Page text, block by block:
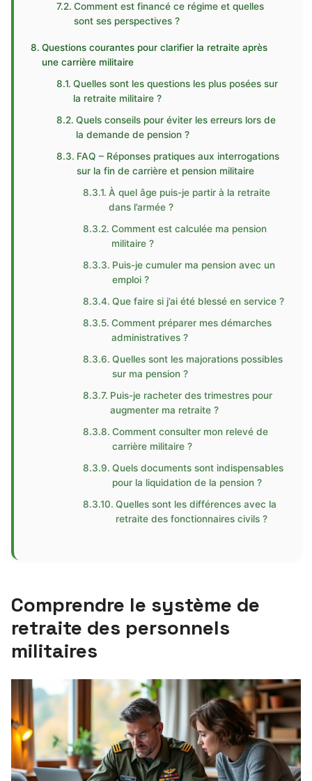
Comment est financé ce régime et quelles
sont ses perspectives ?
Questions courantes pour clarifier la retraite après
une carrière militaire
Quelles sont les questions les plus posées sur
la retraite militaire ?
Quels conseils pour éviter les erreurs lors de
la demande de pension ?
FAQ – Réponses pratiques aux interrogations
sur la fin de carrière et pension militaire
À quel âge puis-je partir à la retraite
dans l’armée ?
Comment est calculée ma pension
militaire ?
Puis-je cumuler ma pension avec un
emploi ?
Que faire si j’ai été blessé en service ?
Comment préparer mes démarches
administratives ?
Quelles sont les majorations possibles
sur ma pension ?
Puis-je racheter des trimestres pour
augmenter ma retraite ?
Comment consulter mon relevé de
carrière militaire ?
Quels documents sont indispensables
pour la liquidation de la pension ?
Quelles sont les différences avec la
retraite des fonctionnaires civils ?
Comprendre le système de
retraite des personnels
militaires